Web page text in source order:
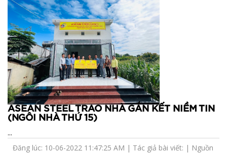
ASEAN STEEL TRAO NHÀ GẮN KẾT NIỀM TIN
(NGÔI NHÀ THỨ 15)
...
Đăng lúc: 10-06-2022 11:47:25 AM | Tác giả bài viết: | Nguồn